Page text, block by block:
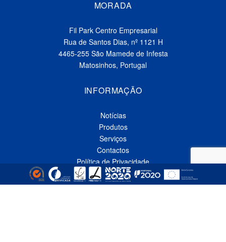
MORADA
Fil Park Centro Empresarial
Rua de Santos Dias, nº 1121 H
4465-255 São Mamede de Infesta
Matosinhos, Portugal
INFORMAÇÃO
Notícias
Produtos
Serviços
Contactos
Política de Privacidade
Livro de Reclamações Online